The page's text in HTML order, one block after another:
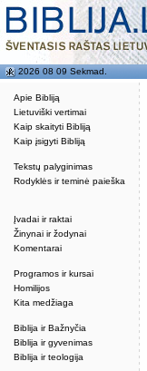
Apie Bibliją
Lietuviški vertimai
Kaip skaityti Bibliją
Kaip įsigyti Bibliją
Tekstų palyginimas
Rodyklės ir teminė paieška
Įvadai ir raktai
Žinynai ir žodynai
Komentarai
Programos ir kursai
Homilijos
Kita medžiaga
Biblija ir Bažnyčia
Biblija ir gyvenimas
Biblija ir teologija
2026 08 09 Sekmad.